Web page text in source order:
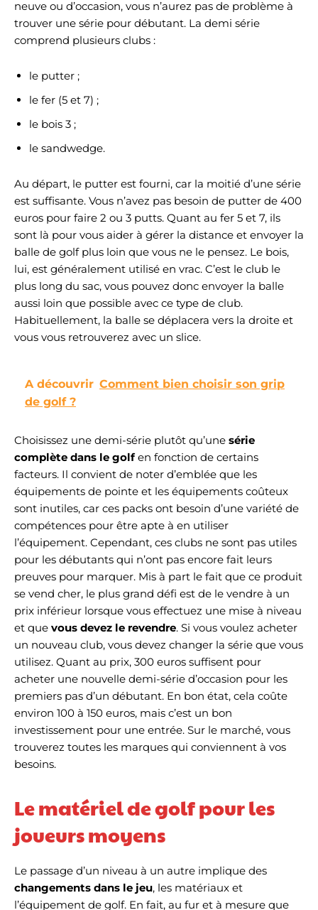
neuve ou d’occasion, vous n’aurez pas de problème à
trouver une série pour débutant. La demi série
comprend plusieurs clubs :
le putter ;
le fer (5 et 7) ;
le bois 3 ;
le sandwedge.
Au départ, le putter est fourni, car la moitié d’une série
est suffisante. Vous n’avez pas besoin de putter de 400
euros pour faire 2 ou 3 putts. Quant au fer 5 et 7, ils
sont là pour vous aider à gérer la distance et envoyer la
balle de golf plus loin que vous ne le pensez. Le bois,
lui, est généralement utilisé en vrac. C’est le club le
plus long du sac, vous pouvez donc envoyer la balle
aussi loin que possible avec ce type de club.
Habituellement, la balle se déplacera vers la droite et
vous vous retrouverez avec un slice.
A découvrir Comment bien choisir son grip
de golf ?
Choisissez une demi-série plutôt qu’une série
complète dans le golfen fonction de certains
facteurs. Il convient de noter d’emblée que les
équipements de pointe et les équipements coûteux
sont inutiles, car ces packs ont besoin d’une variété de
compétences pour être apte à en utiliser
l’équipement. Cependant, ces clubs ne sont pas utiles
pour les débutants qui n’ont pas encore fait leurs
preuves pour marquer. Mis à part le fait que ce produit
se vend cher, le plus grand défi est de le vendre à un
prix inférieur lorsque vous effectuez une mise à niveau
et que vous devez le revendre. Si vous voulez acheter
un nouveau club, vous devez changer la série que vous
utilisez. Quant au prix, 300 euros suffisent pour
acheter une nouvelle demi-série d’occasion pour les
premiers pas d’un débutant. En bon état, cela coûte
environ 100 à 150 euros, mais c’est un bon
investissement pour une entrée. Sur le marché, vous
trouverez toutes les marques qui conviennent à vos
besoins.
Le matériel de golf pour les
joueurs moyens
Le passage d’un niveau à un autre implique des
changements dans le jeu, les matériaux et
l’équipement de golf. En fait, au fur et à mesure que